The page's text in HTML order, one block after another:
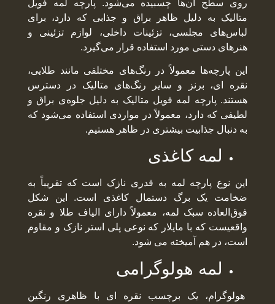
روی سطح آن‌ها چسبیده می‌شود. پارچه لمه فویل
متالیک به دلیل ظاهر براق و جذابی که دارد، برای
لباس‌های مجلسی، تزئینات داخلی، لوازم تزئینی و
هنرهای دستی مورد استفاده قرار می‌گیرد.
این پارچه‌ها معمولاً در رنگ‌های مختلفی مانند طلایی،
نقره ای، برنز و سایر رنگ‌های متالیک در دسترس
هستند. پارچه لمه فویل متالیک به دلیل جلوه‌ی براق و
لطیفی که دارد، معمولاً در مواردی استفاده می‌شود که
به دنبال جذابیت بیشتری در ظاهر هستیم.
لمه کاغذی
این نوع پارچه لمه به قدری نازک است که تقریباً به
ضخامت یک برگ دستمال کاغذی است. این شکل
فوق‌العاده سبک لمه، معمولاً دارای الیاف طلا و نقره
واقعیست که با مایلار که نوعی پلی استر نازک و مقاوم
است، در هم آمیخته می شود.
لمه هولوگرامی
هولوگرام، یک برچسب نقره ای با ظاهری رنگین